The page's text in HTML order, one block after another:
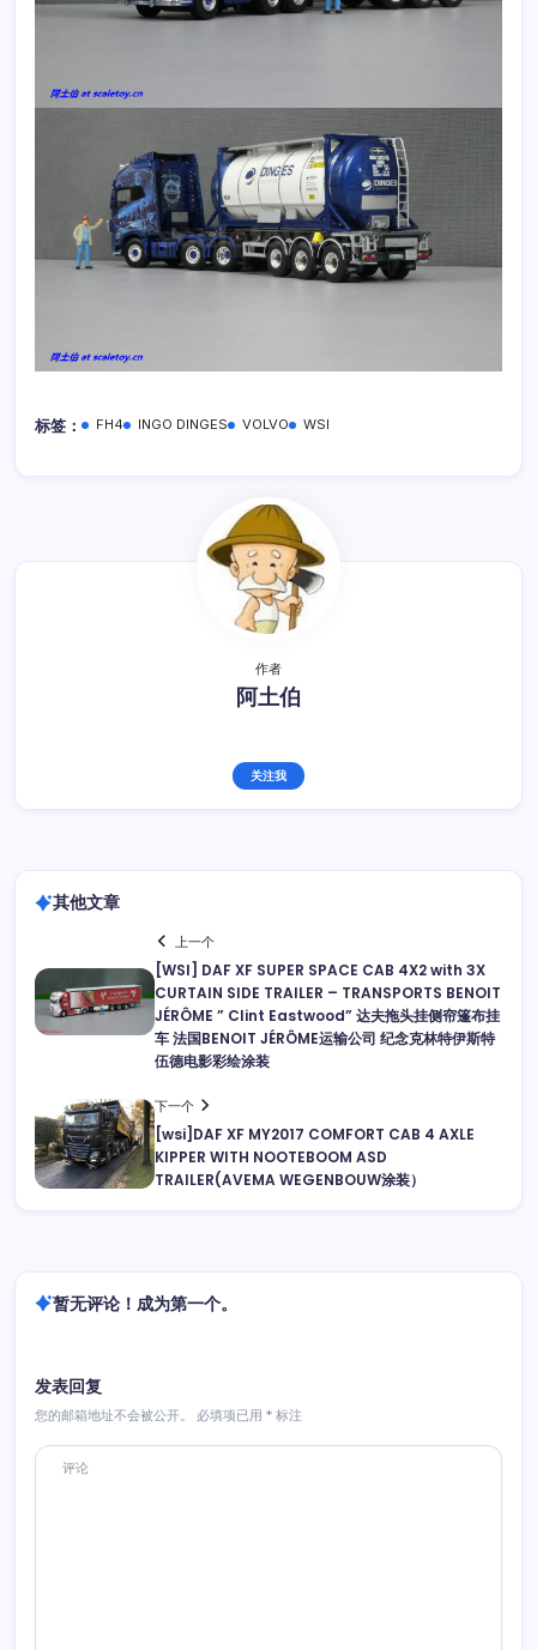
标签： FH4 INGO DINGES VOLVO WSI
作者
阿土伯
关注我
其他文章
上一个
[WSI] DAF XF SUPER SPACE CAB 4X2 with 3X
CURTAIN SIDE TRAILER – TRANSPORTS BENOIT
JÉRÔME ” Clint Eastwood” 达夫拖头挂侧帘篷布挂
车 法国BENOIT JÉRÔME运输公司 纪念克林特伊斯特
伍德电影彩绘涂装
下一个
[wsi]DAF XF MY2017 COMFORT CAB 4 AXLE
KIPPER WITH NOOTEBOOM ASD
TRAILER(AVEMA WEGENBOUW涂装）
暂无评论！成为第一个。
发表回复
您的邮箱地址不会被公开。 必填项已用 * 标注